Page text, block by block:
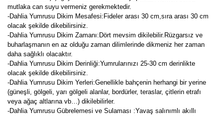
mutlaka can suyu vermeniz gerekmektedir.
-Dahlia Yumrusu Dikim Mesafesi:Fideler arası 30 cm,sıra arası 30 cm
olacak şekilde dikebilirsiniz.
-Dahlia Yumrusu Dikim Zamanı:Dört mevsim dikilebilir.Rüzgarsız ve
buharlaşmanın en az olduğu zaman dilimlerinde dikmeniz her zaman
daha sağlıklı olacaktır.
-Dahlia Yumrusu Dikim Derinliği:Yumrularınızı 25-30 cm derinlikte
olacak şekilde dikebilirsiniz.
-Dahlia Yumrusu Dikim Yerleri:Genellikle bahçenin herhangi bir yerine
(güneşli, gölgeli, yarı gölgeli alanlar, bordürler, teraslar, çitlerin etrafı
veya ağaç altlarına vb…) dikilebilirler.
-Dahlia Yumrusu Gübrelemesi ve Sulaması :Yavaş salınımlı akıllı